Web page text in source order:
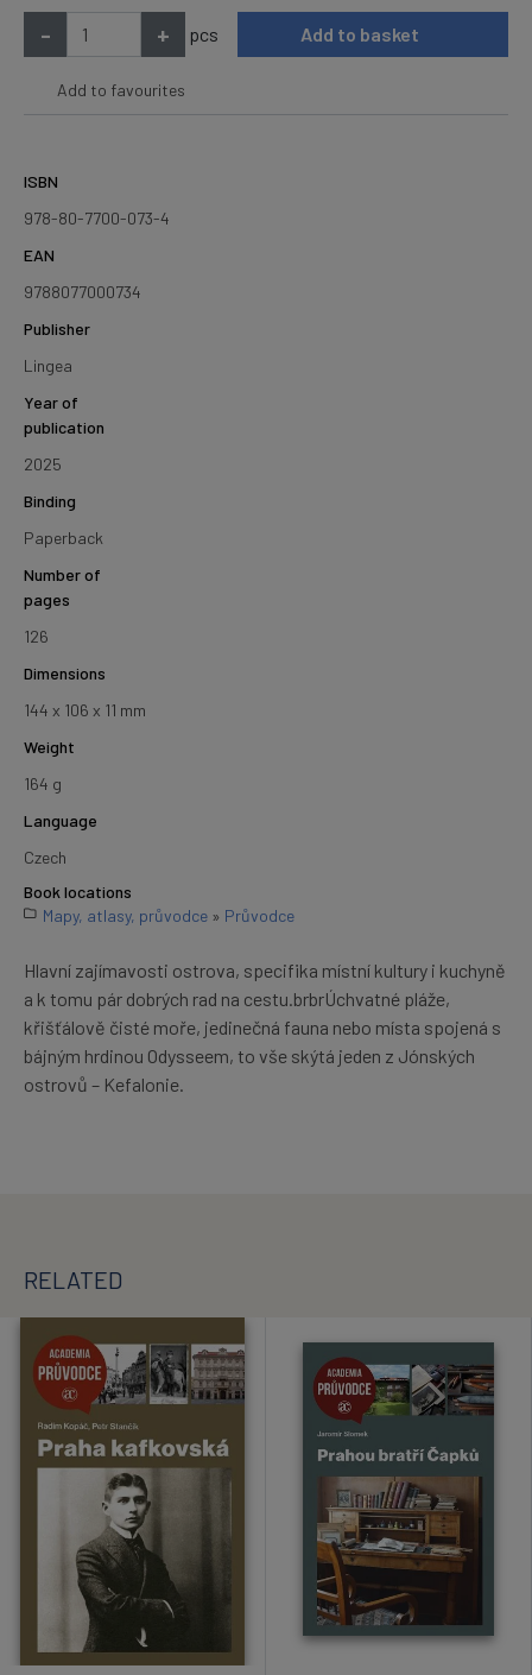
- + pcs Add to basket
Add to favourites
ISBN
978-80-7700-073-4
EAN
9788077000734
Publisher
Lingea
Year of
publication
2025
Binding
Paperback
Number of
pages
126
Dimensions
144 x 106 x 11 mm
Weight
164 g
Language
Czech
Book locations
Mapy, atlasy, průvodce » Průvodce
Hlavní zajímavosti ostrova, specifika místní kultury i kuchyně
a k tomu pár dobrých rad na cestu.brbrÚchvatné pláže,
křišťálově čisté moře, jedinečná fauna nebo místa spojená s
bájným hrdinou Odysseem, to vše skýtá jeden z Jónských
ostrovů – Kefalonie.
RELATED